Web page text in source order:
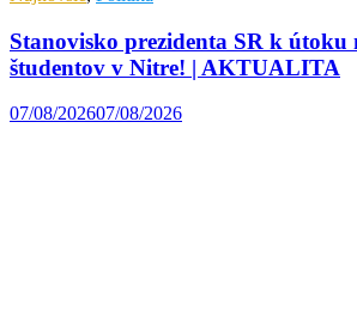
Stanovisko prezidenta SR k útoku
študentov v Nitre! | AKTUALITA
07/08/202607/08/2026